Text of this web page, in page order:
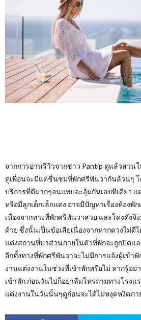
จากการอ่านรีวิวจากชาว Pantip ดูแล้วส่ว
คู่เพื่อนจะมีแต่ชื่นชมที่พักศรีพันวากันล้วนๆ โ
บริการที่ดีมากๆจนแทบจะอุ้มกันเลยทีเดียว
หรือมีลูกเด็กเล็กแดง อาจมีปัญหาเรื่องห้องพั
เนื่องจากทางที่พักศรีพันวาสวย และโด่งดังจึ
ด้วย ซึ่งนั้นเป็นข้อเสียเนื่องจากหากดวงไม่ดี
แต่งสถานที่บาส่วนภายในตัวที่พักจะถูกปิดแ
อีกทั้งทางที่พักศรีพันวาจะไม่มีการแจ้งผู้เข้า
งานแต่งงานในช่วงที่เข้าพักหรือไม่ หากรู้อย่
เข้าพัก ก่อนวันไปก็อย่าลืมโทรถามทางโรงแ
แต่งงานในวันนั้นๆดูก่อนจะได้ไม่หงุดหงิดภา